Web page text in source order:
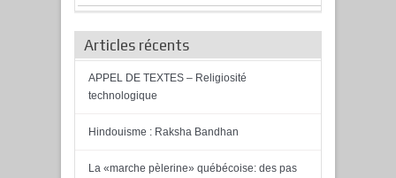
Articles récents
APPEL DE TEXTES – Religiosité
technologique
Hindouisme : Raksha Bandhan
La «marche pèlerine» québécoise: des pas